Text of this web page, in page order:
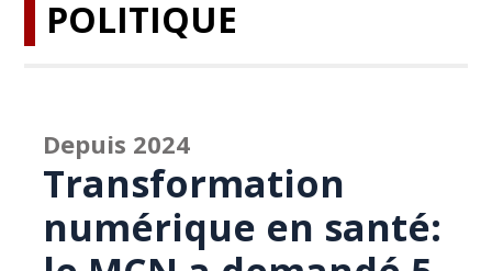
POLITIQUE
Depuis 2024
Transformation
numérique en santé: